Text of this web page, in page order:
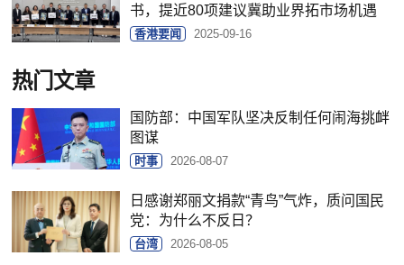
书，提近80项建议冀助业界拓市场机遇
香港要闻 2025-09-16
热门文章
国防部：中国军队坚决反制任何闹海挑衅
图谋
时事 2026-08-07
日感谢郑丽文捐款“青鸟”气炸，质问国民
党：为什么不反日？
台湾 2026-08-05